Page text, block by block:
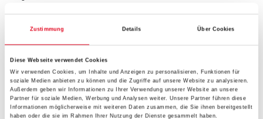
Zustimmung Details Über Cookies
Diese Webseite verwendet Cookies
Wir verwenden Cookies, um Inhalte und Anzeigen zu personalisieren, Funktionen für
soziale Medien anbieten zu können und die Zugriffe auf unsere Website zu analysieren.
Außerdem geben wir Informationen zu Ihrer Verwendung unserer Website an unsere
Partner für soziale Medien, Werbung und Analysen weiter. Unsere Partner führen diese
Informationen möglicherweise mit weiteren Daten zusammen, die Sie ihnen bereitgestellt
haben oder die sie im Rahmen Ihrer Nutzung der Dienste gesammelt haben.
Höhe in centimeter